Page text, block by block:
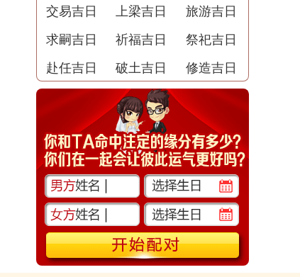
交易吉日
上梁吉日
旅游吉日
求嗣吉日
祈福吉日
祭祀吉日
赴任吉日
破土吉日 修造吉日